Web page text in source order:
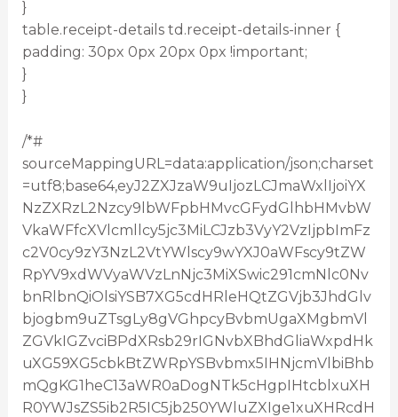
}
table.receipt-details td.receipt-details-inner {
padding: 30px 0px 20px 0px !important;
}
}
/*#
sourceMappingURL=data:application/json;charset
=utf8;base64,eyJ2ZXJzaW9uIjozLCJmaWxlIjoiYX
NzZXRzL2Nzcy9lbWFpbHMvcGFydGlhbHMvbW
VkaWFfcXVlcmllcy5jc3MiLCJzb3VyY2VzIjpbImFz
c2V0cy9zY3NzL2VtYWlscy9wYXJ0aWFscy9tZW
RpYV9xdWVyaWVzLnNjc3MiXSwic291cmNlc0Nv
bnRlbnQiOlsiYSB7XG5cdHRleHQtZGVjb3JhdGlv
bjogbm9uZTsgLy8gVGhpcyBvbmUgaXMgbmVl
ZGVkIGZvciBPdXRsb29rIGNvbXBhdGliaWxpdHk
uXG59XG5cbkBtZWRpYSBvbmx5IHNjcmVlbiBhb
mQgKG1heC13aWR0aDogNTk5cHgpIHtcblxuXH
R0YWJsZS5ib2R5IC5jb250YWluZXIge1xuXHRcdH